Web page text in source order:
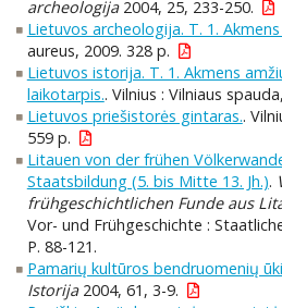
archeologija2004, 25, 233-250.
Lietuvos archeologija. T. 1.
aureus, 2009. 328 p.
Lietuvos istorija. T. 1. Akmens
laikotarpis.. Vilnius : Vilniaus
Lietuvos priešistorės gintaras..
559 p.
Litauen von der frühen
Staatsbildung (5. bis Mitte 13. Jh.).
frühgeschichtlichen Funde aus
Vor- und Frühgeschichte :
P. 88-121.
Pamarių kultūros bendruomenių
Istorija2004, 61, 3-9.